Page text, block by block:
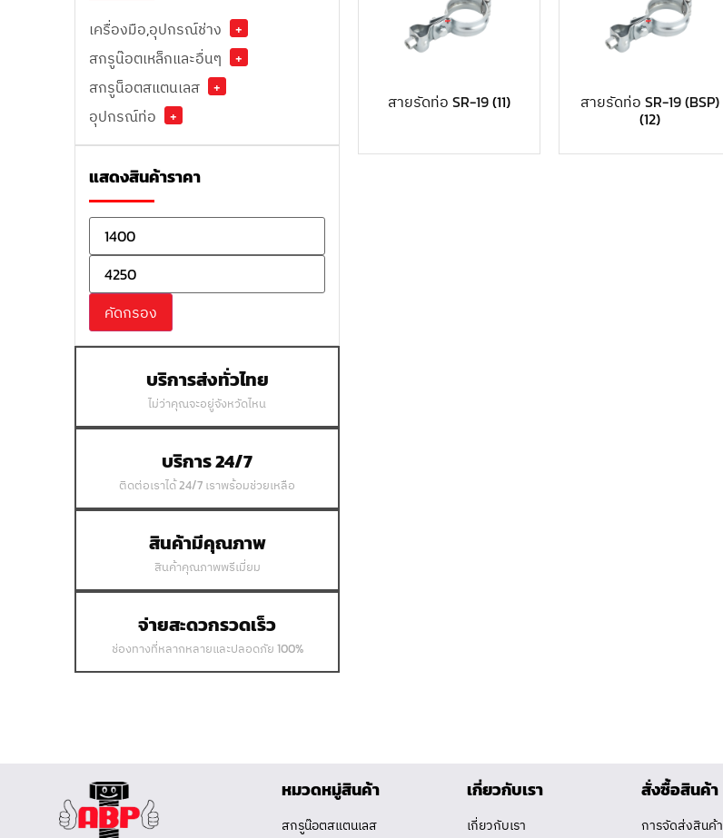
เครื่องมือ,อุปกรณ์ช่าง
+
สกรูน๊อตเหล็กและอื่นๆ
+
สกรูน็อตสแตนเลส
+
อุปกรณ์ท่อ
+
แสดงสินค้าราคา
คัดกรอง
บริการส่งทั่วไทย
ไม่ว่าคุณจะอยู่จังหวัดไหน
บริการ 24/7
ติดต่อเราได้ 24/7 เราพร้อมช่วยเหลือ
สินค้ามีคุณภาพ
สินค้าคุณภาพพรีเมี่ยม
จ่ายสะดวกรวดเร็ว
ช่องทางที่หลากหลายและปลอดภัย 100%
สายรัดท่อ SR-19(11) สายรัดท่อ SR-19 (BSP)
(12)
หมวดหมู่สินค้า
สกรูน๊อตสแตนเลส
เกี่ยวกับเรา
เกี่ยวกับเรา
สั่งซื้อสินค้า
การจัดส่งสินค้า